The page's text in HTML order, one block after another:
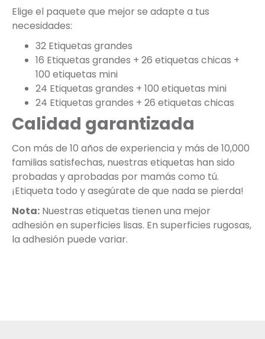
Elige el paquete que mejor se adapte a tus
necesidades:
32 Etiquetas grandes
16 Etiquetas grandes + 26 etiquetas chicas +
100 etiquetas mini
24 Etiquetas grandes + 100 etiquetas mini
24 Etiquetas grandes + 26 etiquetas chicas
Calidad garantizada
Con más de 10 años de experiencia y más de 10,000
familias satisfechas, nuestras etiquetas han sido
probadas y aprobadas por mamás como tú.
¡Etiqueta todo y asegúrate de que nada se pierda!
Nota: Nuestras etiquetas tienen una mejor
adhesión en superficies lisas. En superficies rugosas,
la adhesión puede variar.